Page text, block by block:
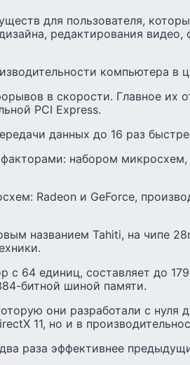
для пользователя,
редактирования видео,
компьютера в
в скорости. Главное их
PCI Express.
данных до 16 раз
набором
Radeon и GeForce,
названием Tahiti, на чипе
64 единиц, составляет до
битной шиной памяти.
они разработали с нуля
11, но и в
раза эффективнее